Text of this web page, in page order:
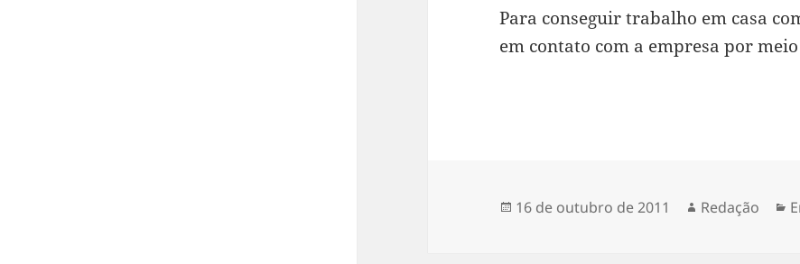
Para conseguir trabalho em casa
em contato com a empresa por
Publicado
16 de outubro de 2011 Autor
Redação